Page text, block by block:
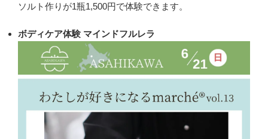
ソルト作りが1瓶1,500円で体験できます。
ボディケア体験 マインドフルレラ